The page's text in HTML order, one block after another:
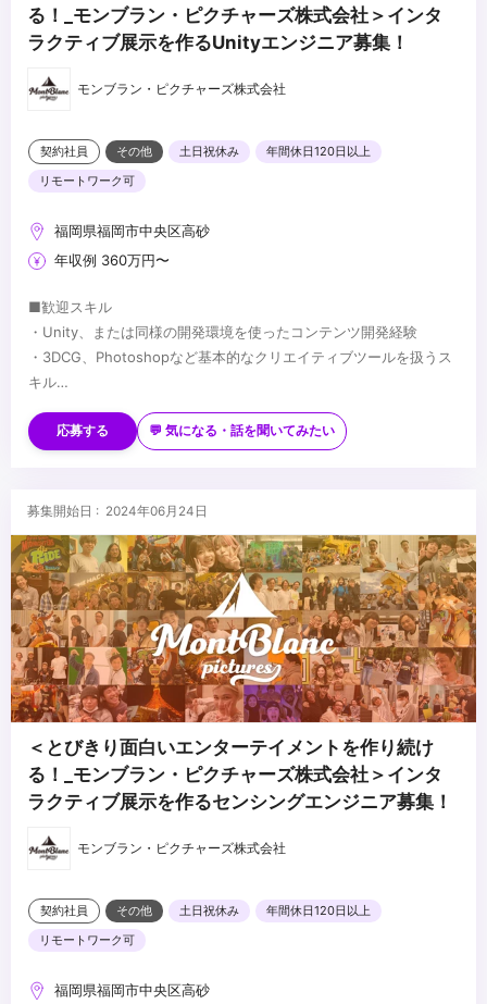
る！_モンブラン・ピクチャーズ株式会社＞インタ
ラクティブ展示を作るUnityエンジニア募集！
モンブラン・ピクチャーズ株式会社
契約社員 その他 土日祝休み
年間休日120日以上
リモートワーク可
福岡県福岡市中央区高砂
年収例 360万円〜
■歓迎スキル
・Unity、または同様の開発環境を使ったコンテンツ開発経験
・3DCG、Photoshopなど基本的なクリエイティブツールを扱うス
キル
・センサーデバイスの使用経験
・自身のオリジナル作品の制作経験（学生時の作品で構いません）
応募する 💬 気になる・話を聞いてみたい
募集開始日 : 2024年06月24日
＜とびきり面白いエンターテイメントを作り続け
る！_モンブラン・ピクチャーズ株式会社＞インタ
ラクティブ展示を作るセンシングエンジニア募集！
モンブラン・ピクチャーズ株式会社
契約社員 その他 土日祝休み
年間休日120日以上
リモートワーク可
福岡県福岡市中央区高砂